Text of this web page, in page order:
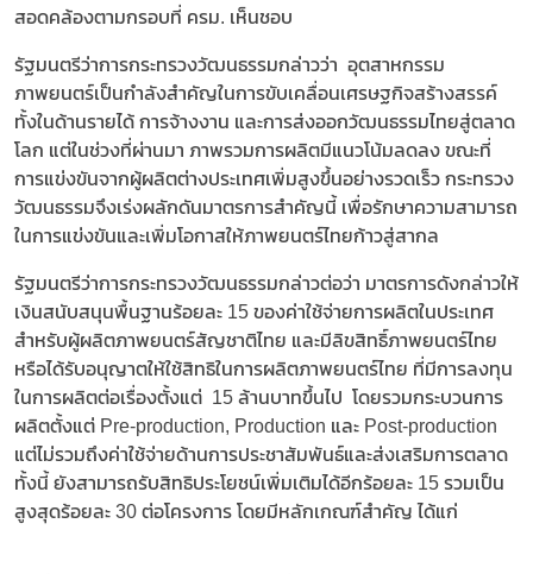
สอดคล้องตามกรอบที่ ครม. เห็นชอบ
รัฐมนตรีว่าการกระทรวงวัฒนธรรมกล่าวว่า อุตสาหกรรม
ภาพยนตร์เป็นกำลังสำคัญในการขับเคลื่อนเศรษฐกิจสร้างสรรค์
ทั้งในด้านรายได้ การจ้างงาน และการส่งออกวัฒนธรรมไทยสู่ตลาด
โลก แต่ในช่วงที่ผ่านมา ภาพรวมการผลิตมีแนวโน้มลดลง ขณะที่
การแข่งขันจากผู้ผลิตต่างประเทศเพิ่มสูงขึ้นอย่างรวดเร็ว กระทรวง
วัฒนธรรมจึงเร่งผลักดันมาตรการสำคัญนี้ เพื่อรักษาความสามารถ
ในการแข่งขันและเพิ่มโอกาสให้ภาพยนตร์ไทยก้าวสู่สากล
รัฐมนตรีว่าการกระทรวงวัฒนธรรมกล่าวต่อว่า มาตรการดังกล่าวให้
เงินสนับสนุนพื้นฐานร้อยละ 15 ของค่าใช้จ่ายการผลิตในประเทศ
สำหรับผู้ผลิตภาพยนตร์สัญชาติไทย และมีลิขสิทธิ์ภาพยนตร์ไทย
หรือได้รับอนุญาตให้ใช้สิทธิในการผลิตภาพยนตร์ไทย ที่มีการลงทุน
ในการผลิตต่อเรื่องตั้งแต่ 15 ล้านบาทขึ้นไป โดยรวมกระบวนการ
ผลิตตั้งแต่ Pre-production, Production และ Post-production
แต่ไม่รวมถึงค่าใช้จ่ายด้านการประชาสัมพันธ์และส่งเสริมการตลาด
ทั้งนี้ ยังสามารถรับสิทธิประโยชน์เพิ่มเติมได้อีกร้อยละ 15 รวมเป็น
สูงสุดร้อยละ 30 ต่อโครงการ โดยมีหลักเกณฑ์สำคัญ ได้แก่